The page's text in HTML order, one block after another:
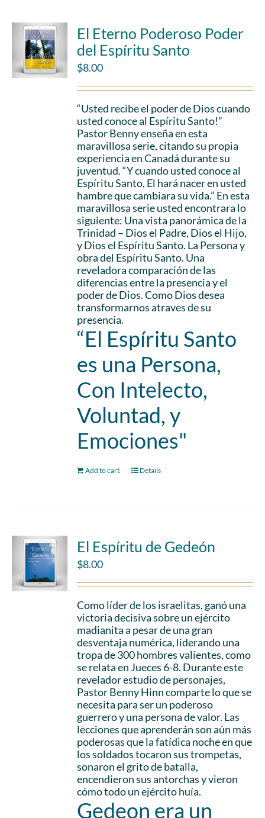
El Eterno Poderoso Poder
del Espíritu Santo
$8.00
“Usted recibe el poder de Dios cuando
usted conoce al Espíritu Santo!”
Pastor Benny enseña en esta
maravillosa serie, citando su propia
experiencia en Canadá durante su
juventud. “Y cuando usted conoce al
Espíritu Santo, El hará nacer en usted
hambre que cambiara su vida.” En esta
maravillosa serie usted encontrara lo
siguiente: Una vista panorámica de la
Trinidad – Dios el Padre, Dios el Hijo,
y Dios el Espíritu Santo. La Persona y
obra del Espíritu Santo. Una
reveladora comparación de las
diferencias entre la presencia y el
poder de Dios. Como Dios desea
transformarnos atraves de su
presencia.
“El Espíritu Santo
es una Persona,
Con Intelecto,
Voluntad, y
Emociones"
Add to cart Details
El Espíritu de Gedeón
$8.00
Como líder de los israelitas, ganó una
victoria decisiva sobre un ejército
madianita a pesar de una gran
desventaja numérica, liderando una
tropa de 300 hombres valientes, como
se relata en Jueces 6-8. Durante este
revelador estudio de personajes,
Pastor Benny Hinn comparte lo que se
necesita para ser un poderoso
guerrero y una persona de valor. Las
lecciones que aprenderán son aún más
poderosas que la fatídica noche en que
los soldados tocaron sus trompetas,
sonaron el grito de batalla,
encendieron sus antorchas y vieron
cómo todo un ejército huía.
Gedeon era un